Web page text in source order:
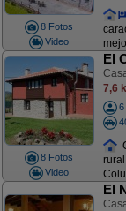
8 Fotos
Video
8 Fotos
Video
El
7,6
6
El